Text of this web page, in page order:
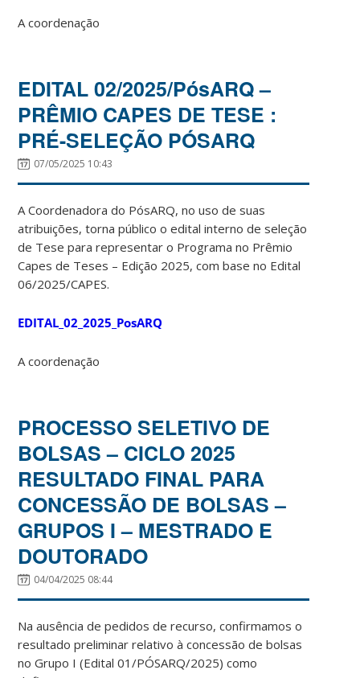
A coordenação
EDITAL 02/2025/PósARQ –
PRÊMIO CAPES DE TESE :
PRÉ-SELEÇÃO PÓSARQ
07/05/2025 10:43
A Coordenadora do PósARQ, no uso de suas
atribuições, torna público o edital interno de seleção
de Tese para representar o Programa no Prêmio
Capes de Teses – Edição 2025, com base no Edital
06/2025/CAPES.
EDITAL_02_2025_PosARQ
A coordenação
PROCESSO SELETIVO DE
BOLSAS – CICLO 2025
RESULTADO FINAL PARA
CONCESSÃO DE BOLSAS –
GRUPOS I – MESTRADO E
DOUTORADO
04/04/2025 08:44
Na ausência de pedidos de recurso, confirmamos o
resultado preliminar relativo à concessão de bolsas
no Grupo I (Edital 01/PÓSARQ/2025) como